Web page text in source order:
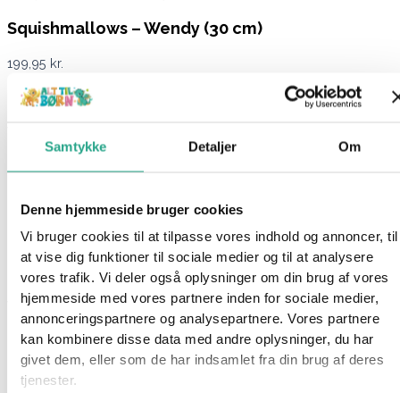
Samtykke Detaljer Om
Denne hjemmeside bruger cookies
Vi bruger cookies til at tilpasse vores indhold og annoncer, til
at vise dig funktioner til sociale medier og til at analysere
vores trafik. Vi deler også oplysninger om din brug af vores
hjemmeside med vores partnere inden for sociale medier,
annonceringspartnere og analysepartnere. Vores partnere
kan kombinere disse data med andre oplysninger, du har
givet dem, eller som de har indsamlet fra din brug af deres
tjenester.
Squishmallows – Wendy (30 cm)
199,95 kr.
Ikke på lager
Det her er Wendy og der er noget helt specielt ved hende.
For vidste du godt at Wendy, den charmerende frø, er en af de
oprindelige 8 Squishmallows-bamser?
Wendy er grøn med en cremefarvet mave, hendes øjne sidder
ovenpå hovedet, og hun har røde kinder og en glad mund. I
denne vinterudgave er hun klædt i et rødt, ternede
halstørklæde, der holder hende varm i de kolde måneder.